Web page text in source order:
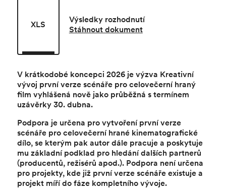
Výsledky rozhodnutí
Stáhnout dokument
XLS
V krátkodobé koncepci 2026 je výzva Kreativní
vývoj první verze scénáře pro celovečerní hraný
film vyhlášená nově jako průběžná s termínem
uzávěrky 30. dubna.
Podpora je určena pro vytvoření první verze
scénáře pro celovečerní hrané kinematografické
dílo, se kterým pak autor dále pracuje a poskytuje
mu základní podklad pro hledání dalších partnerů
(producentů, režisérů apod.). Podpora není určena
pro projekty, kde již první verze scénáře existuje a
projekt míří do fáze kompletního vývoje.